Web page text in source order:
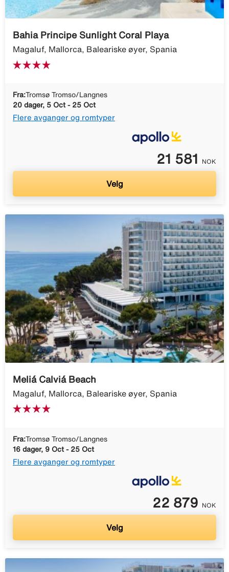
Bahia Principe Sunlight Coral Playa
Magaluf, Mallorca, Baleariske øyer, Spania
Fra:Tromsø Tromso/Langnes
20 dager, 5 Oct - 25 Oct
Flere avganger og romtyper
21 581 NOK
Velg
Meliá Calviá Beach
Magaluf, Mallorca, Baleariske øyer, Spania
Fra:Tromsø Tromso/Langnes
16 dager, 9 Oct - 25 Oct
Flere avganger og romtyper
22 879 NOK
Velg